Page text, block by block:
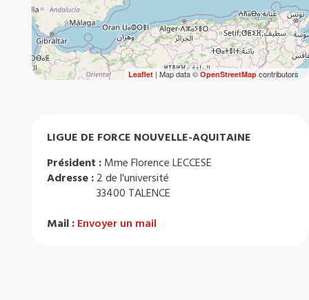
Leaflet| Map data ©OpenStreetMapcontributors
LIGUE DE FORCE NOUVELLE-AQUITAINE
Président : Mme Florence LECCESE
Adresse : 2 de l'université
33400 TALENCE
Mail : Envoyer un mail